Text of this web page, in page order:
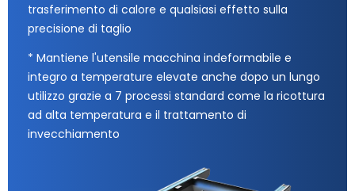
trasferimento di calore e qualsiasi effetto sulla
precisione di taglio
* Mantiene l'utensile macchina indeformabile e
integro a temperature elevate anche dopo un lungo
utilizzo grazie a 7 processi standard come la ricottura
ad alta temperatura e il trattamento di
invecchiamento